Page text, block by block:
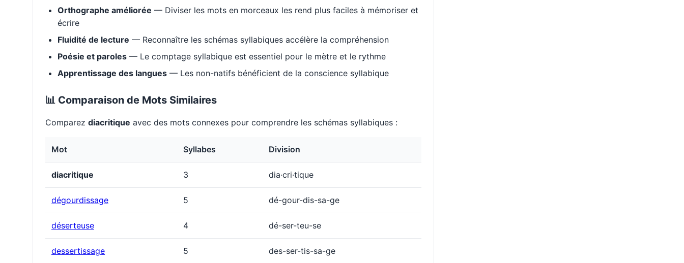
Orthographe améliorée — Diviser les mots en morceaux les rend plus faciles à mémoriser et
écrire
Fluidité de lecture — Reconnaître les schémas syllabiques accélère la compréhension
Poésie et paroles — Le comptage syllabique est essentiel pour le mètre et le rythme
Apprentissage des langues — Les non-natifs bénéficient de la conscience syllabique
📊 Comparaison de Mots Similaires
Comparez diacritique avec des mots connexes pour comprendre les schémas syllabiques :
Mot Syllabes Division
diacritique 3 dia·cri·tique
dégourdissage 5 dé-gour-dis-sa-ge
déserteuse 4 dé-ser-teu-se
dessertissage 5 des-ser-tis-sa-ge